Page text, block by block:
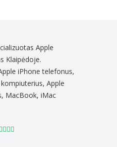
Apple
Klaipėdoje.
iPhone telefonus,
Apple
MacBook, iMac